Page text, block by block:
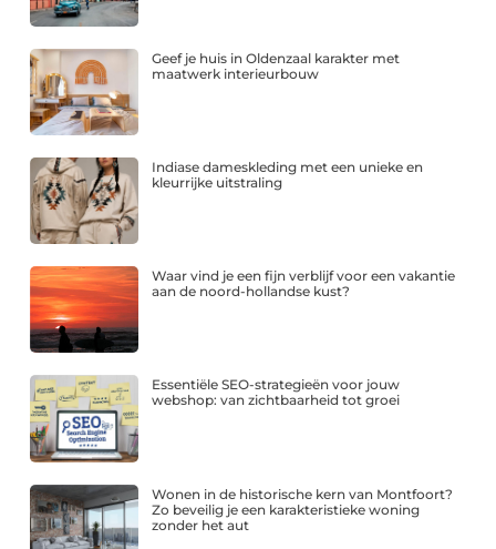
Geef je huis in Oldenzaal karakter met
maatwerk interieurbouw
Indiase dameskleding met een unieke en
kleurrijke uitstraling
Waar vind je een fijn verblijf voor een vakantie
aan de noord-hollandse kust?
Essentiële SEO-strategieën voor jouw
webshop: van zichtbaarheid tot groei
Wonen in de historische kern van Montfoort?
Zo beveilig je een karakteristieke woning
zonder het aut